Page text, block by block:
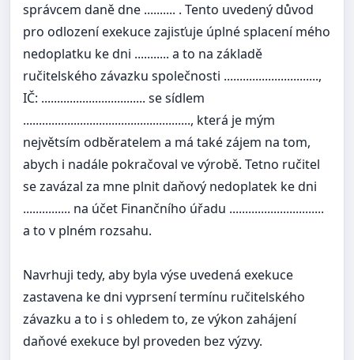
správcem daně dne .......... . Tento uvedený důvod
pro odlození exekuce zajisťuje úplné splacení mého
nedoplatku ke dni ........... a to na základě
ručitelského závazku společnosti ..............................,
IČ: ................................. se sídlem
....................................................., která je mým
největsím odběratelem a má také zájem na tom,
abych i nadále pokračoval ve výrobě. Tetno ručitel
se zavázal za mne plnit daňový nedoplatek ke dni
............... na účet Finančního úřadu ..............................
a to v plném rozsahu.
Navrhuji tedy, aby byla výse uvedená exekuce
zastavena ke dni vyprsení termínu ručitelského
závazku a to i s ohledem to, ze výkon zahájení
daňové exekuce byl proveden bez výzvy.